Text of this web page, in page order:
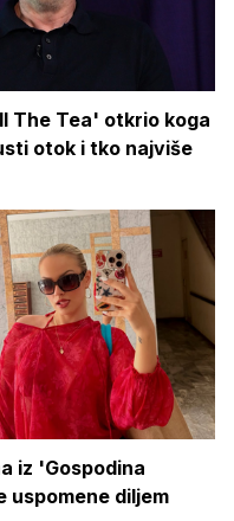
The Tea' otkrio koga
otok i tko najviše
iz 'Gospodina
uspomene diljem